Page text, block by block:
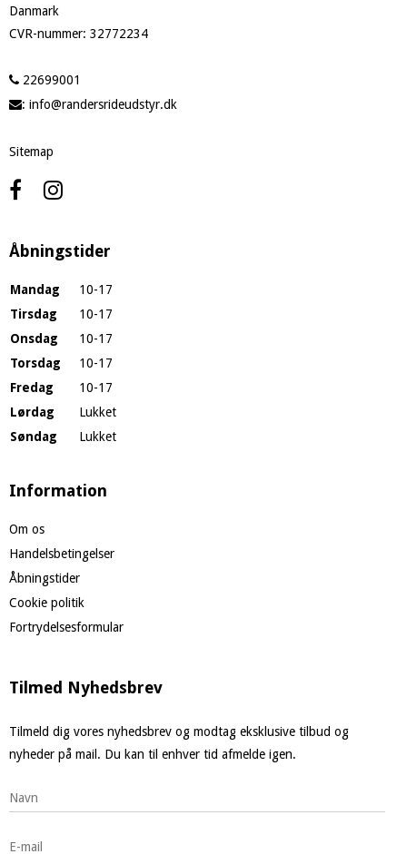
Danmark
CVR-nummer: 32772234
22699001
: info@randersrideudstyr.dk
Sitemap
Åbningstider
Mandag
10-17
Tirsdag
10-17
Onsdag
10-17
Torsdag
10-17
Fredag
10-17
Lørdag
Lukket
Søndag
Lukket
Information
Om os
Handelsbetingelser
Åbningstider
Cookie politik
Fortrydelsesformular
Tilmed Nyhedsbrev
Tilmeld dig vores nyhedsbrev og modtag eksklusive tilbud og
nyheder på mail. Du kan til enhver tid afmelde igen.